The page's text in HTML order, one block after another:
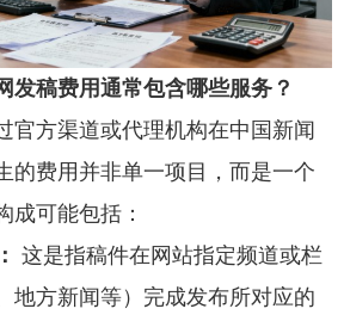
发稿费用通常包含哪些服务？
官方渠道或代理机构在中国新闻
的费用并非单一项目，而是一个
成可能包括：
这是指稿件在网站指定频道或栏
地方新闻等）完成发布所对应的